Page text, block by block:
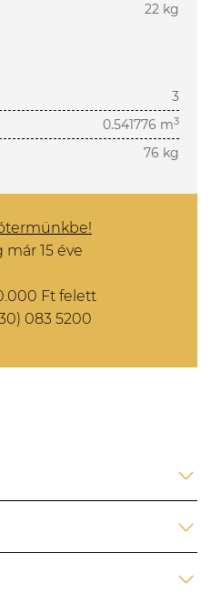
22 kg
3
0.541776 m3
76 kg
15 éve
Ft felett
083 5200